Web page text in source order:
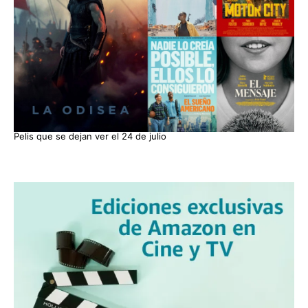
Pelis que se dejan ver el 24 de julio